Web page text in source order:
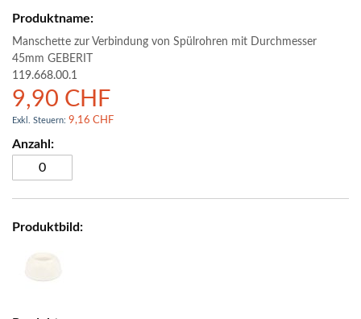
Manschette zur Verbindung von Spülrohren mit Durchmesser
45mm GEBERIT
119.668.00.1
9,90 CHF
9,16 CHF